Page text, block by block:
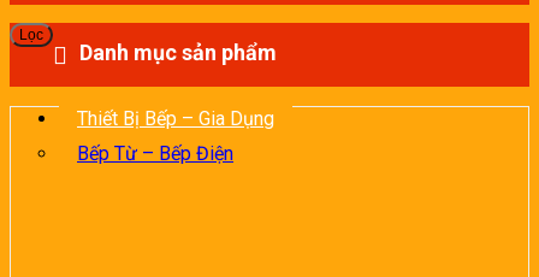
Lọc
Danh mục sản phẩm
Thiết Bị Bếp – Gia Dụng
Bếp Từ – Bếp Điện